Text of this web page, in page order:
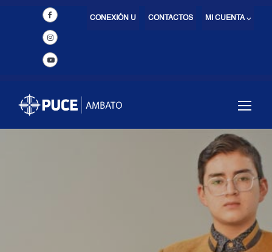
MI CUENTA ⌵
CONTACTOS
CONEXIÓN U